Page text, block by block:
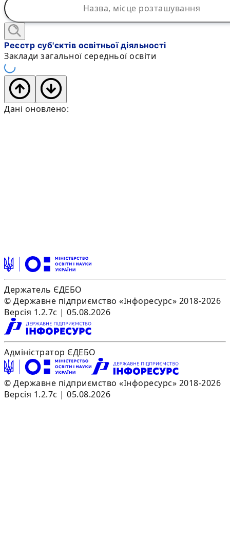
Реєстр суб'єктів освітньої діяльності
Заклади загальної середньої освіти
Дані оновлено:
Держатель ЄДЕБО
© Державне підприємство «Інфоресурс» 2018-2026
Версія 1.2.7c | 05.08.2026
Адміністратор ЄДЕБО
© Державне підприємство «Інфоресурс» 2018-2026
Версія 1.2.7c | 05.08.2026